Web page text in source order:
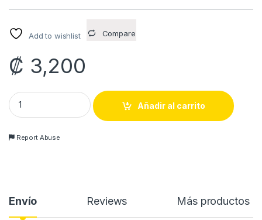
Add to wishlist Compare
₡ 3,200
Pollo entero Kg quantity
Añadir al carrito
Report Abuse
Envío Reviews Más productos